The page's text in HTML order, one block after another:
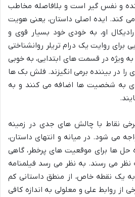
و نفس گیر است و بلافاصله مخاطب
می کند. ایده اصلی داستان، یعنی هویت
او، به خودی خود بسیار قوی و
برای روایت یک درام تریلر روانشناختی
ویژه در قسمت های ابتدایی، به خوبی
در بیننده برمی انگیزند. فلش بک ها
به شخصیت ها اضافه می کنند و به
نقاط با چالش های جدی در زمینه
می شود. در میانه و انتهای داستان،
حل ها برای موقعیت های پرخطر، گاهی
نظر می رسند. به نظر می رسد فیلمنامه
یک نقطه خاص، از منطق داستانی کم
از روابط علی و معلولی به اندازه کافی